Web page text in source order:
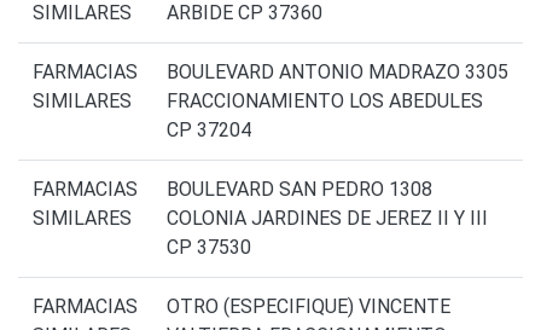
SIMILARES
ARBIDE CP 37360
FARMACIAS
SIMILARES
BOULEVARD ANTONIO MADRAZO 3305
FRACCIONAMIENTO LOS ABEDULES
CP 37204
FARMACIAS
SIMILARES
BOULEVARD SAN PEDRO 1308
COLONIA JARDINES DE JEREZ II Y III
CP 37530
FARMACIAS
OTRO (ESPECIFIQUE) VINCENTE